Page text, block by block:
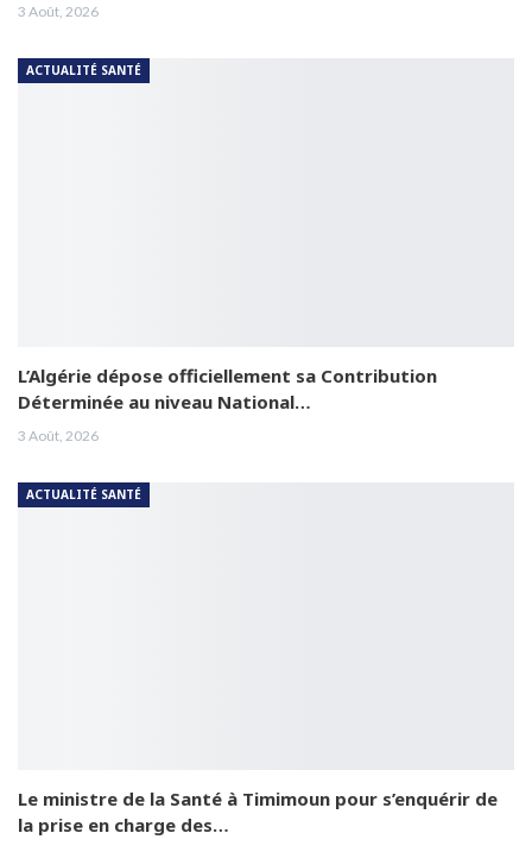
3 Août, 2026
ACTUALITÉ SANTÉ
L’Algérie dépose officiellement sa Contribution
Déterminée au niveau National…
3 Août, 2026
ACTUALITÉ SANTÉ
Le ministre de la Santé à Timimoun pour s’enquérir de
la prise en charge des…